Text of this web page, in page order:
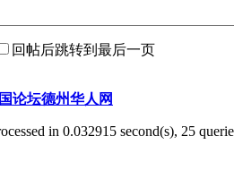
回帖后跳转到最后一页
论坛德州华人网
in 0.032915 second(s), 25